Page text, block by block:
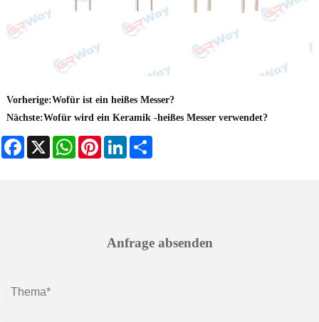
Vorherige:Wofür ist ein heißes Messer?
Nächste:Wofür wird ein Keramik -heißes Messer verwendet?
Facebook
X WhatsAppPinterestLinkedIn
Anfrage absenden